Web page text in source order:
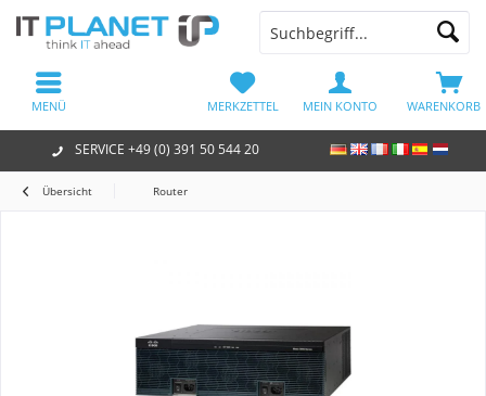
SERVICE +49 (0) 391 50 544 20
WARENKORB
MERKZETTEL MEIN KONTO
MENÜ
Übersicht Router